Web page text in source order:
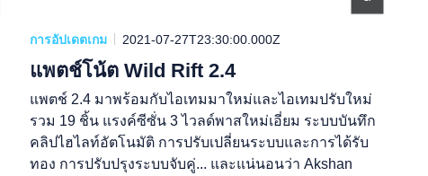
การอัปเดตเกม 2021-07-27T23:30:00.000Z
แพตช์โน้ต Wild Rift 2.4
แพตช์ 2.4 มาพร้อมกับไอเทมมาใหม่และไอเทมปรับใหม่
รวม 19 ชิ้น แรงค์ซีซั่น 3 ไวลด์พาสใหม่เอี่ยม ระบบบันทึก
คลิปไฮไลท์อัตโนมัติ การปรับเปลี่ยนระบบและการได้รับ
ทอง การปรับปรุงระบบจับคู่... และแน่นอนว่า Akshan